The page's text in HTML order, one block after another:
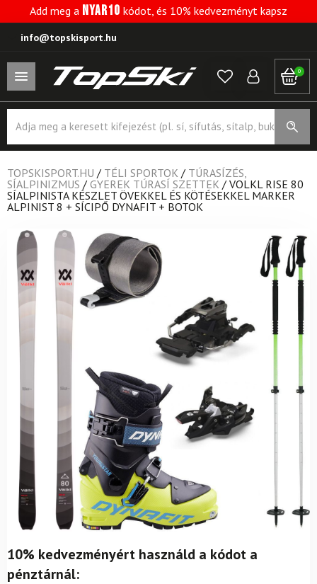
Add meg a NYAR10 kódot, és 10% kedvezményt kapsz
info@topskisport.hu
0
search
TOPSKISPORT.HU / TÉLI SPORTOK / TÚRASÍZÉS,
SÍALPINIZMUS / GYEREK TÚRASÍ SZETTEK / VOLKL RISE 80
SÍALPINISTA KÉSZLET ÖVEKKEL ÉS KÖTÉSEKKEL MARKER
ALPINIST 8 + SÍCIPŐ DYNAFIT + BOTOK
10% kedvezményért használd a kódot a
pénztárnál: